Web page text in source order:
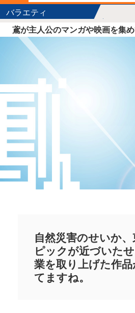
バラエティ
鳶が主人公のマンガや映画を集め
自然災害のせいか
ピックが近づいた
業を取り上げた作
てますね。